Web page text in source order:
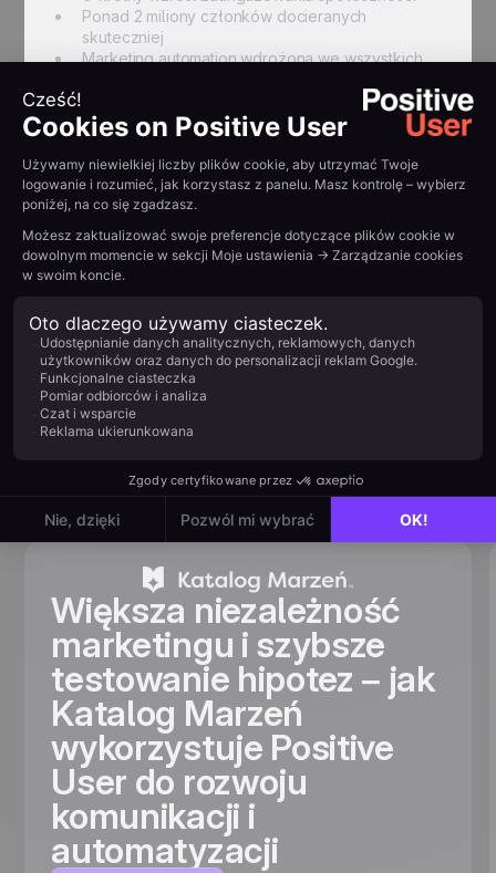
Podsumuj z AI:
Example H2
Ponad 2 miliony członków docieranych
skuteczniej
Marketing automation wdrożona we wszystkich
Bezpośredni wkład w przychody zwiększony
dzięki personalizacji treści
{{QUOTE-TESTI-2}}
Read other
stories
View all
Większa niezależność
marketingu i szybsze
testowanie hipotez – jak
Katalog Marzeń
wykorzystuje Positive
User do rozwoju
komunikacji i
automatyzacji